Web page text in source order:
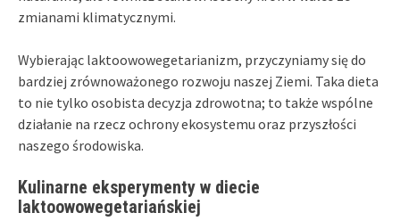
zmianami klimatycznymi.
Wybierając laktoowowegetarianizm, przyczyniamy się do
bardziej zrównoważonego rozwoju naszej Ziemi. Taka dieta
to nie tylko osobista decyzja zdrowotna; to także wspólne
działanie na rzecz ochrony ekosystemu oraz przyszłości
naszego środowiska.
Kulinarne eksperymenty w diecie
laktoowowegetariańskiej